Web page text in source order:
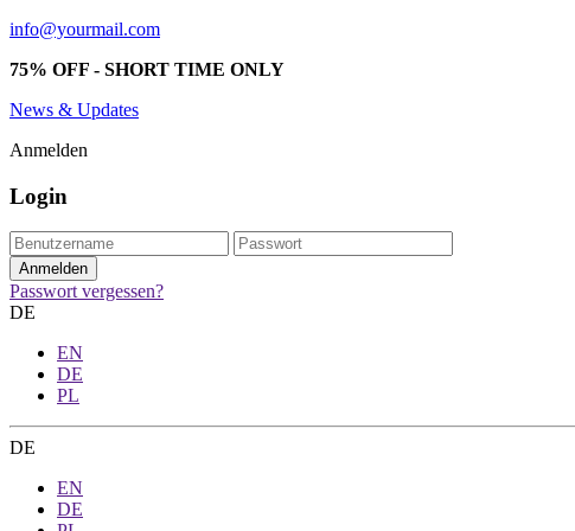
info@yourmail.com
75% OFF - SHORT TIME ONLY
News & Updates
Anmelden
Login
Passwort vergessen?
DE
EN
DE
PL
DE
EN
DE